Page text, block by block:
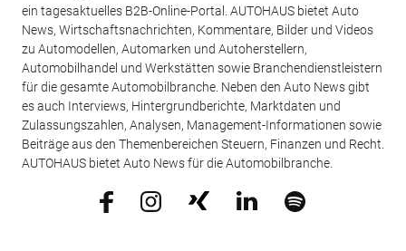
ein tagesaktuelles B2B-Online-Portal. AUTOHAUS bietet Auto
News, Wirtschaftsnachrichten, Kommentare, Bilder und Videos
zu Automodellen, Automarken und Autoherstellern,
Automobilhandel und Werkstätten sowie Branchendienstleistern
für die gesamte Automobilbranche. Neben den Auto News gibt
es auch Interviews, Hintergrundberichte, Marktdaten und
Zulassungszahlen, Analysen, Management-Informationen sowie
Beiträge aus den Themenbereichen Steuern, Finanzen und Recht.
AUTOHAUS bietet Auto News für die Automobilbranche.